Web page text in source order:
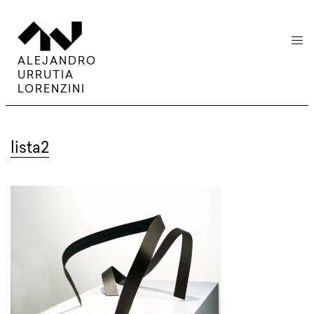
ALEJANDRO
URRUTIA
LORENZINI
menu
lista2